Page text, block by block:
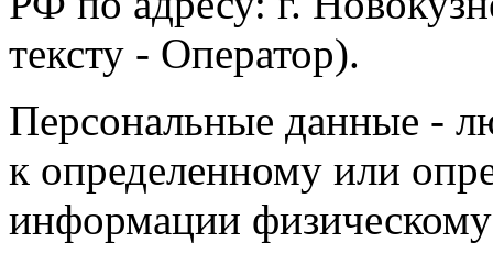
тексту - Оператор).
Персональные данные -
к определенному или
информации